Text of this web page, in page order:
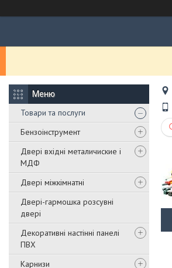
Товари та послуги
Бензоінструмент
Двері вхідні металичиские і
МДФ
Двері міжкімнатні
Двері-гармошка розсувні
двері
Декоративні настінні панелі
ПВХ
Карнизи